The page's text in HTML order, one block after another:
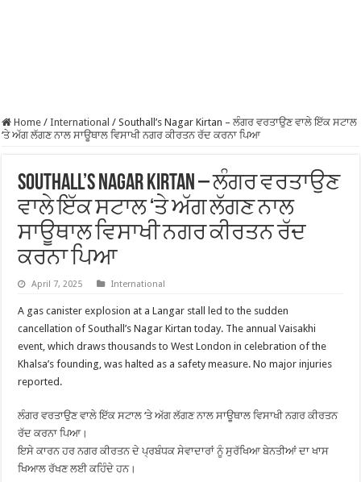
Home / International / Southall’s Nagar Kirtan – ਲੰਗਰ ਵਰਤਾਉਣ ਵਾਲੇ ਇੱਕ ਸਟਾਲ
‘ਤੇ ਅੱਗ ਲੱਗਣ ਨਾਲ ਸਾਊਥਾਲ ਵਿਸਾਖੀ ਨਗਰ ਕੀਰਤਨ ਰੱਦ ਕਰਨਾ ਪਿਆ
Southall’s Nagar Kirtan – ਲੰਗਰ ਵਰਤਾਉਣ
ਵਾਲੇ ਇੱਕ ਸਟਾਲ ‘ਤੇ ਅੱਗ ਲੱਗਣ ਨਾਲ
ਸਾਊਥਾਲ ਵਿਸਾਖੀ ਨਗਰ ਕੀਰਤਨ ਰੱਦ
ਕਰਨਾ ਪਿਆ
April 7, 2025 International
A gas canister explosion at a Langar stall led to the sudden
cancellation of Southall’s Nagar Kirtan today. The annual Vaisakhi
event, which draws thousands to West London in celebration of the
Khalsa’s founding, was halted as a safety measure. No major injuries
reported.
ਲੰਗਰ ਵਰਤਾਉਣ ਵਾਲੇ ਇੱਕ ਸਟਾਲ ‘ਤੇ ਅੱਗ ਲੱਗਣ ਨਾਲ ਸਾਊਥਾਲ ਵਿਸਾਖੀ ਨਗਰ ਕੀਰਤਨ
ਰੱਦ ਕਰਨਾ ਪਿਆ।
ਇਸੇ ਕਾਰਨ ਹਰ ਨਗਰ ਕੀਰਤਨ ਦੇ ਪ੍ਰਬੰਧਕ ਸੇਵਾਦਾਰਾਂ ਨੂੰ ਸੁਰੱਖਿਆ ਬੇਨਤੀਆਂ ਦਾ ਖਾਸ
ਖਿਆਲ ਰੱਖਣ ਲਈ ਕਹਿੰਦੇ ਹਨ।